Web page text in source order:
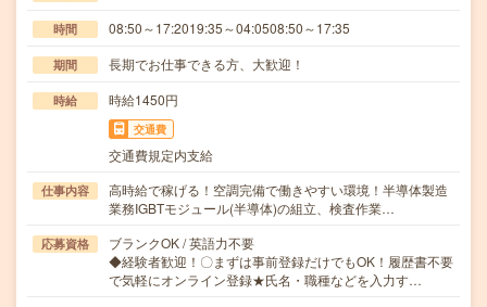
時間 08:50～17:2019:35～04:0508:50～17:35
期間 長期でお仕事できる方、大歓迎！
時給 時給1450円
交通費
交通費規定内支給
仕事内容
高時給で稼げる！空調完備で働きやすい環境！半導体製造
業務IGBTモジュール(半導体)の組立、検査作業…
応募資格
ブランクOK / 英語力不要
◆経験者歓迎！〇まずは事前登録だけでもOK！履歴書不要
で気軽にオンライン登録★氏名・職種などを入力す…